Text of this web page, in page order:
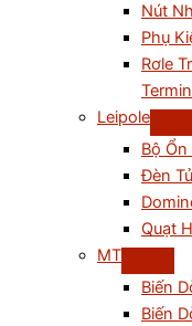
Nút
Phụ
Rơle
Leipole
Bộ
Đèn
Quạt
MT
Biến
Biến